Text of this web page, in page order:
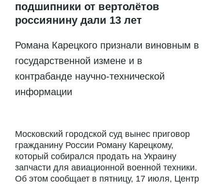
подшипники от вертолётов
россиянину дали 13 лет
Романа Карецкого признали виновным в
государственной измене и в
контрабанде научно-технической
информации
Московский городской суд вынес приговор
гражданину России Роману Карецкому,
который собирался продать на Украину
запчасти для авиационной военной техники.
Об этом сообщает в пятницу, 17 июля, Центр